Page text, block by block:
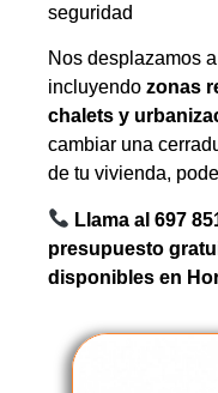
seguridad
Nos desplazamos
incluyendo zonas
chalets y
cambiar una
de tu vivienda,
Llama al 697
presupuesto
disponibles en